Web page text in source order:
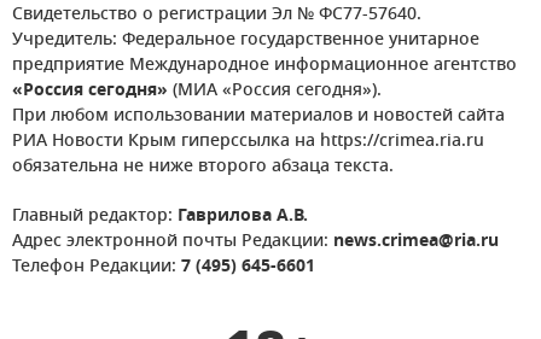
Свидетельство о регистрации Эл № ФС77-57640.
Учредитель: Федеральное государственное унитарное
предприятие Международное информационное агентство
«Россия сегодня» (МИА «Россия сегодня»).
При любом использовании материалов и новостей сайта
РИА Новости Крым гиперссылка на https://crimea.ria.ru
обязательна не ниже второго абзаца текста.
Главный редактор: Гаврилова А.В.
Адрес электронной почты Редакции: news.crimea@ria.ru
Телефон Редакции: 7 (495) 645-6601